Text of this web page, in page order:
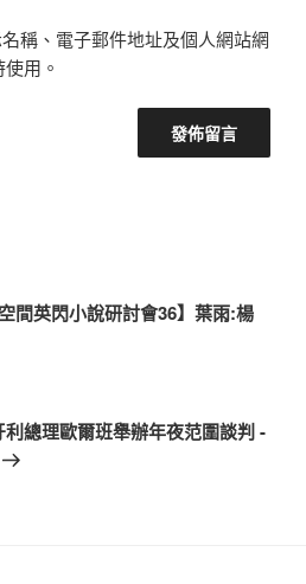
稱、電子郵件地址及個人網站網
用。
間英閃小說研討會36】葉雨:楊
總理歐爾班舉辦年夜范圍談判 -